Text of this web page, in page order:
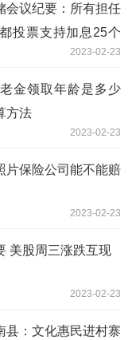
会议纪要：所有担任
投票支持加息25个
2023-02-23
金领取年龄是多少
方法
2023-02-23
片保险公司能不能赔
2023-02-23
美股周三涨跌互现
2023-02-23
县：文化惠民进村寨